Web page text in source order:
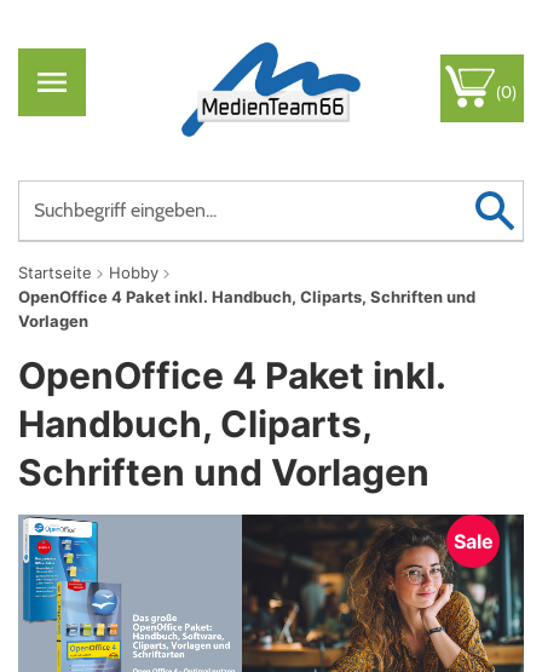
(0)
Startseite
Hobby
OpenOffice 4 Paket inkl. Handbuch, Cliparts, Schriften und
Vorlagen
OpenOffice 4 Paket inkl.
Handbuch, Cliparts,
Schriften und Vorlagen
Sale